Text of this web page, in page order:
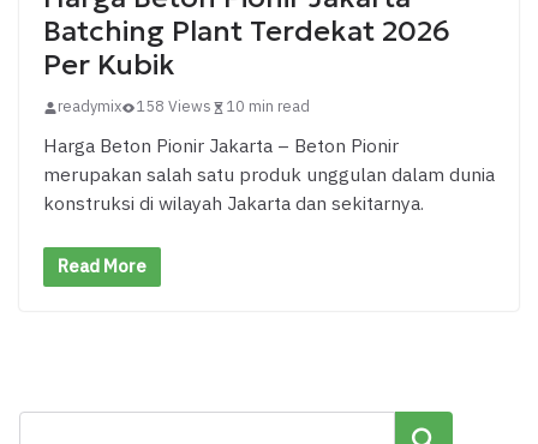
Batching Plant Terdekat 2026
Per Kubik
readymix 158 Views 10 min read
Harga Beton Pionir Jakarta – Beton Pionir
merupakan salah satu produk unggulan dalam dunia
konstruksi di wilayah Jakarta dan sekitarnya.
Read More